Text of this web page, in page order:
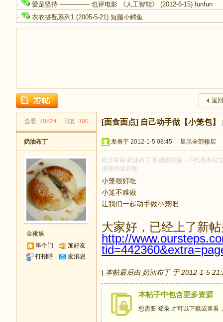
新
足
› › › ›
· 爱是坚持 --------------- 也评电影 《人工智能》 (2012-6-15) funfun
·
衣衣搭配系列1 (2005-5-21) 短腿小鳄鱼
返
查看: 70824 回复: 300 [面食面点] 自己动手做【小笼包】
奶油布丁
金靴族
串个门
加好友
打招呼
发消息
发表于 2012-1-5 08:45 显示全部楼层
此文章由 奶油布丁 原创或转贴，不代表本站
保持内容完整
小笼很好吃
小笼不难做
让我们一起动手做小笼吧
大家好，已经上了新
http://
[ 本帖最后由 奶油布丁 于 2012-1-5
本帖子中包含更多资源
您需要 登录 才可以下载或查看